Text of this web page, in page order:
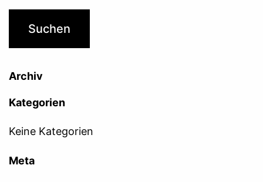
Archiv
Kategorien
Keine Kategorien
Meta